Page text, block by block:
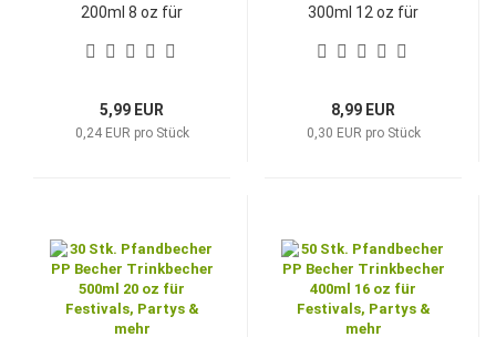
200ml 8 oz für
mehr
5,99 EUR
0,24 EUR pro Stück
300ml 12 oz für
mehr
8,99 EUR
0,30 EUR pro Stück